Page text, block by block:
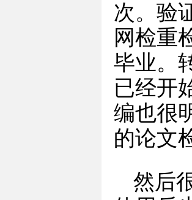
次。验
网检重
毕业。
已经开
编也很
的论文
然后